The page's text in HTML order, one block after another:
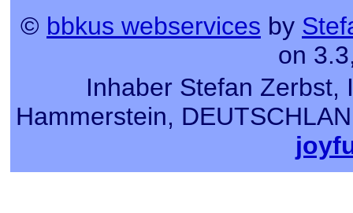
© bbkus webservices by
on
Inhaber Stefan Zerbst,
Hammerstein,